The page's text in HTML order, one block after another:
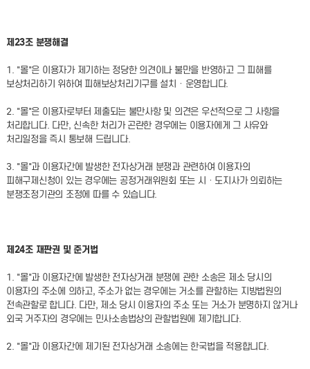
제23조 분쟁해결
1. "몰"은 이용자가 제기하는 정당한 의견이나 불만을 반영하고 그 피해를
보상처리하기 위하여 피해보상처리기구를 설치ㆍ운영합니다.
2. "몰"은 이용자로부터 제출되는 불만사항 및 의견은 우선적으로 그 사항을
처리합니다. 다만, 신속한 처리가 곤란한 경우에는 이용자에게 그 사유와
처리일정을 즉시 통보해 드립니다.
3. "몰"과 이용자간에 발생한 전자상거래 분쟁과 관련하여 이용자의
피해구제신청이 있는 경우에는 공정거래위원회 또는 시ㆍ도지사가 의뢰하는
분쟁조정기관의 조정에 따를 수 있습니다.
제24조 재판권 및 준거법
1. "몰"과 이용자간에 발생한 전자상거래 분쟁에 관한 소송은 제소 당시의
이용자의 주소에 의하고, 주소가 없는 경우에는 거소를 관할하는 지방법원의
전속관할로 합니다. 다만, 제소 당시 이용자의 주소 또는 거소가 분명하지 않거나
외국 거주자의 경우에는 민사소송법상의 관할법원에 제기합니다.
2. "몰"과 이용자간에 제기된 전자상거래 소송에는 한국법을 적용합니다.